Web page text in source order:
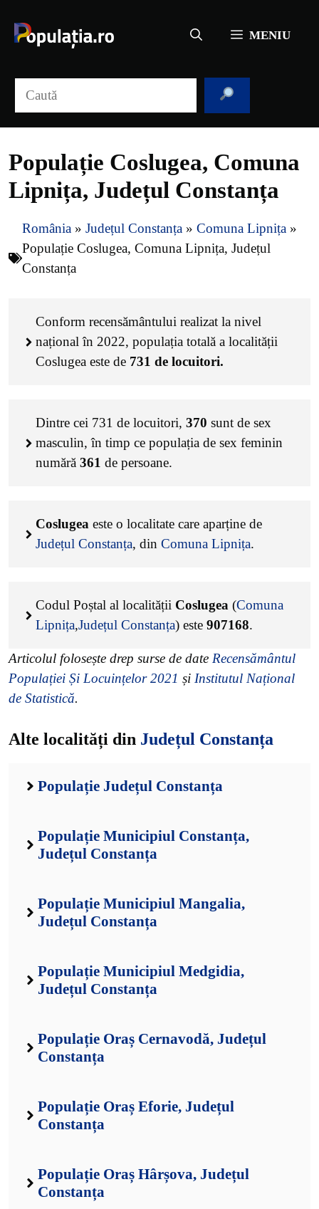
conținut
MENIU
Populație Coslugea, Comuna
Lipnița, Județul Constanța
România » Județul Constanța » Comuna Lipnița »
Populație Coslugea, Comuna Lipnița, Județul
Constanța
Conform recensământului realizat la nivel
național în 2022, populația totală a localității
Coslugea este de 731 de locuitori.
Dintre cei 731 de locuitori, 370 sunt de sex
masculin, în timp ce populația de sex feminin
numără 361 de persoane.
Coslugea este o localitate care aparține de
Județul Constanța, din Comuna Lipnița.
Codul Poștal al localității Coslugea (Comuna
Lipnița,Județul Constanța) este 907168.
Articolul folosește drep surse de date Recensământul
Populației Și Locuințelor 2021 și Institutul Național
de Statistică.
Alte localități din Județul Constanța
Populație Județul Constanța
Populație Municipiul Constanța,
Județul Constanța
Populație Municipiul Mangalia,
Județul Constanța
Populație Municipiul Medgidia,
Județul Constanța
Populație Oraș Cernavodă, Județul
Constanța
Populație Oraș Eforie, Județul
Constanța
Populație Oraș Hârșova, Județul
Constanța